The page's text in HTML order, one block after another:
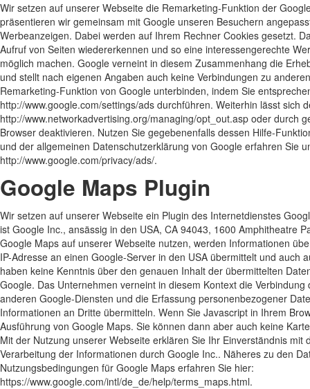
Wir setzen auf unserer Webseite die Remarketing-Funktion der
präsentieren wir gemeinsam mit Google unseren Besuchern
Werbeanzeigen. Dabei werden auf Ihrem Rechner Cookies gesetzt.
Aufruf von Seiten wiedererkennen und so eine interessengerechte
möglich machen. Google verneint in diesem Zusammenhang die
und stellt nach eigenen Angaben auch keine Verbindungen zu
Remarketing-Funktion von Google unterbinden, indem Sie
http://www.google.com/settings/ads durchführen. Weiterhin lässt sich
http://www.networkadvertising.org/managing/opt_out.asp oder durch
Browser deaktivieren. Nutzen Sie gegebenenfalls dessen Hilfe-
und der allgemeinen Datenschutzerklärung von Google erfahren Sie
http://www.google.com/privacy/ads/.
Google Maps Plugin
Wir setzen auf unserer Webseite ein Plugin des Internetdienstes
ist Google Inc., ansässig in den USA, CA 94043, 1600 Amphitheatre
Google Maps auf unserer Webseite nutzen, werden Informationen
IP-Adresse an einen Google-Server in den USA übermittelt und auch
haben keine Kenntnis über den genauen Inhalt der übermittelten
Google. Das Unternehmen verneint in diesem Kontext die
anderen Google-Diensten und die Erfassung personenbezogener
Informationen an Dritte übermitteln. Wenn Sie Javascript in Ihrem
Ausführung von Google Maps. Sie können dann aber auch keine
Mit der Nutzung unserer Webseite erklären Sie Ihr Einverständnis mit
Verarbeitung der Informationen durch Google Inc.. Näheres zu den
Nutzungsbedingungen für Google Maps erfahren Sie hier:
https://www.google.com/intl/de_de/help/terms_maps.html.